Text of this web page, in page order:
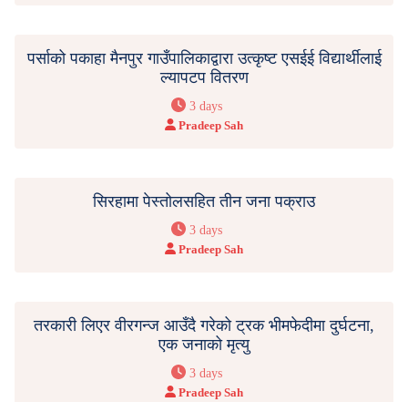
पर्साको पकाहा मैनपुर गाउँपालिकाद्वारा उत्कृष्ट एसईई विद्यार्थीलाई
ल्यापटप वितरण
3 days
Pradeep Sah
सिरहामा पेस्तोलसहित तीन जना पक्राउ
3 days
Pradeep Sah
तरकारी लिएर वीरगन्ज आउँदै गरेको ट्रक भीमफेदीमा दुर्घटना,
एक जनाको मृत्यु
3 days
Pradeep Sah